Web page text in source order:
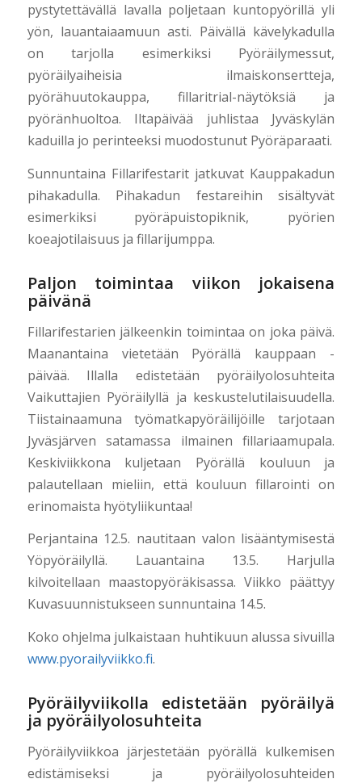
pystytettävällä lavalla poljetaan kuntopyörillä yli
yön, lauantaiaamuun asti. Päivällä kävelykadulla
on tarjolla esimerkiksi Pyöräilymessut,
pyöräilyaiheisia ilmaiskonsertteja,
pyörähuutokauppa, fillaritrial-näytöksiä ja
pyöränhuoltoa. Iltapäivää juhlistaa Jyväskylän
kaduilla jo perinteeksi muodostunut Pyöräparaati.
Sunnuntaina Fillarifestarit jatkuvat Kauppakadun
pihakadulla. Pihakadun festareihin sisältyvät
esimerkiksi pyöräpuistopiknik, pyörien
koeajotilaisuus ja fillarijumppa.
Paljon toimintaa viikon jokaisena
päivänä
Fillarifestarien jälkeenkin toimintaa on joka päivä.
Maanantaina vietetään Pyörällä kauppaan -
päivää. Illalla edistetään pyöräilyolosuhteita
Vaikuttajien Pyöräilyllä ja keskustelutilaisuudella.
Tiistainaamuna työmatkapyöräilijöille tarjotaan
Jyväsjärven satamassa ilmainen fillariaamupala.
Keskiviikkona kuljetaan Pyörällä kouluun ja
palautellaan mieliin, että kouluun fillarointi on
erinomaista hyötyliikuntaa!
Perjantaina 12.5. nautitaan valon lisääntymisestä
Yöpyöräilyllä. Lauantaina 13.5. Harjulla
kilvoitellaan maastopyöräkisassa. Viikko päättyy
Kuvasuunnistukseen sunnuntaina 14.5.
Koko ohjelma julkaistaan huhtikuun alussa sivuilla
www.pyorailyviikko.fi.
Pyöräilyviikolla edistetään pyöräilyä
ja pyöräilyolosuhteita
Pyöräilyviikkoa järjestetään pyörällä kulkemisen
edistämiseksi ja pyöräilyolosuhteiden